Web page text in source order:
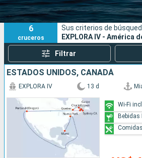
Puertos
6
cruceros
Sus criterios de
EXPLORA IV - América
Filtrar
ESTADOS UNIDOS, CANADÁ
EXPLORA IV 13 d
Wi-Fi